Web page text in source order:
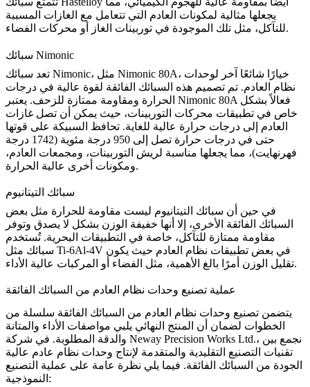
يجعلها مثالية لمكونات العادم التي تتعامل مع الغازات المسببة
للتآكل، مثل تلك الموجودة في توربينات الغاز أو محركات الفضاء.
سبائك Nimonic
تعد سبائك Nimonic Nimonic 80A، خيارًا شائعًا آخر لوحدات
نظام العادم. تم تصميم هذه السبائك الفائقة لقوة عالية في درجات
Nimonic 80A
خاص في تطبيقات محركات التوربينات، حيث يمكن أن تصل غازات
العادم إلى درجات حرارة عالية للغاية. تحافظ السبيكة على قوتها
حتى في درجات حرارة تصل إلى 950 درجة مئوية (1742 درجة
فهرنهايت)، مما يجعلها مناسبة لريش التوربينات، ومجمعات العادم،
ومكونات أخرى عالية الحرارة.
سبائك التيتانيوم
في حين أن سبائك التيتانيوم ليست مقاومة للحرارة مثل بعض
السبائك الفائقة الأخرى، إلا أنها خفيفة الوزن بشكل لا يصدق وتوفر
مقاومة ممتازة للتآكل، خاصة في التطبيقات البحرية. تُستخدم
Ti-6Al-4V
تقليل الوزن أمرًا بالغ الأهمية، مثل الفضاء أو المركبات عالية الأداء.
عملية تصنيع وحدات نظام العادم من السبائك الفائقة
يتضمن تصنيع وحدات نظام العادم من السبائك الفائقة سلسلة من
الخطوات لضمان أن المنتج النهائي يلبي مواصفات الأداء والمتانة
والدقة المطلوبة. في شركة Neway Precision Works Ltd.، نجمع بين
تقنيات التصنيع التقليدية والمتقدمة لإنتاج وحدات نظام عادم عالية
الجودة من السبائك الفائقة. فيما يلي نظرة عامة على عملية التصنيع
النموذجية: